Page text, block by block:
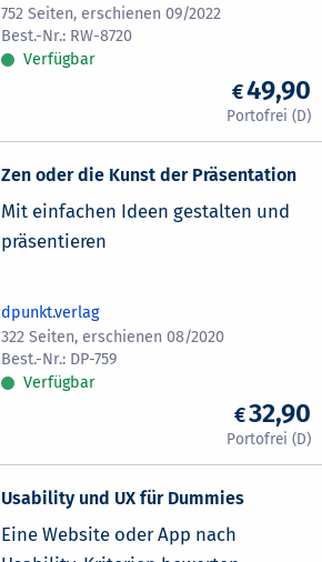
752 Seiten, erschienen 09/2022
RW-8720
Verfügbar
49,90
Zen oder die Kunst der Präsentation
Mit einfachen Ideen gestalten und
präsentieren
dpunkt.verlag
322 Seiten, erschienen 08/2020
DP-759
Verfügbar
32,90
Usability und UX für Dummies
Eine Website oder App nach